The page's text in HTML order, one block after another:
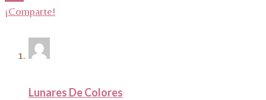
¡Comparte!
Lunares De Colores